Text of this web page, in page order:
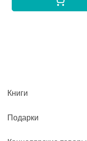
Книги
Подарки